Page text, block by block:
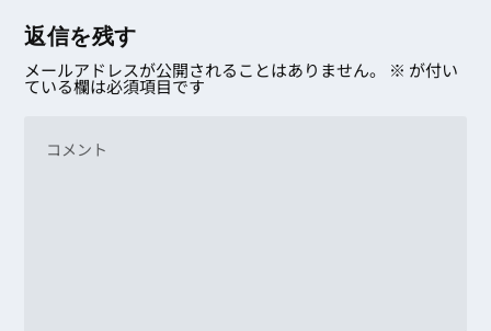
返信を残す
メールアドレスが公開されることはありません。 ※ が付い
ている欄は必須項目です